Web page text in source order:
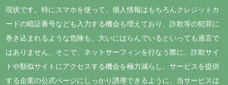
現状です。特にスマホを使って、個人情報はもちろんクレジットカ
ードの暗証番号なども入力する機会も増えており、詐欺等の犯罪に
巻き込まれるような危険も、大いにはらんでいるといっても過言で
はありません。そこで、ネットサーフィンを行なう際に、詐欺サイ
トや類似サイトにアクセスする機会を極力減らし、サービスを提供
する企業の公式ページにしっかり誘導できるように、当サービスは